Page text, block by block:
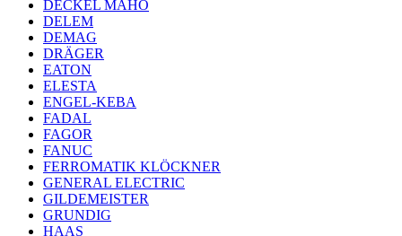
DECKEL MAHO
DELEM
DEMAG
DRÄGER
EATON
ELESTA
ENGEL-KEBA
FADAL
FAGOR
FANUC
FERROMATIK KLÖCKNER
GENERAL ELECTRIC
GILDEMEISTER
GRUNDIG
HAAS